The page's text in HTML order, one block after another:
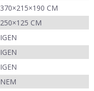
370×215×190 CM
250×125 CM
IGEN
IGEN
IGEN
NEM